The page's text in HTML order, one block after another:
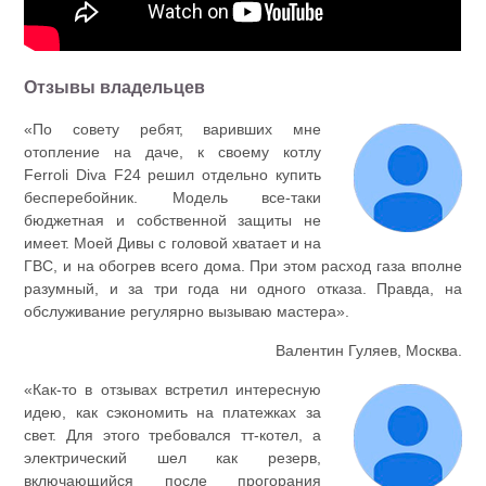
Отзывы владельцев
«По совету ребят, варивших мне
отопление на даче, к своему котлу
Ferroli Diva F24 решил отдельно купить
бесперебойник. Модель все-таки
бюджетная и собственной защиты не
имеет. Моей Дивы с головой хватает и на
ГВС, и на обогрев всего дома. При этом расход газа вполне
разумный, и за три года ни одного отказа. Правда, на
обслуживание регулярно вызываю мастера».
Валентин Гуляев, Москва.
«Как-то в отзывах встретил интересную
идею, как сэкономить на платежках за
свет. Для этого требовался тт-котел, а
электрический шел как резерв,
включающийся после прогорания